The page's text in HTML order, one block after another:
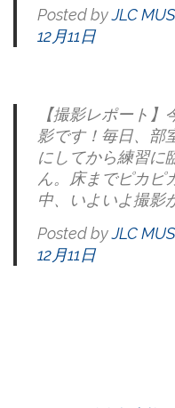
Posted byJLC
12月11日
【撮影レポート
影です！毎日、部
にしてから練習に
ん。床までピカピ
中、いよいよ撮影
Posted byJLC
12月11日